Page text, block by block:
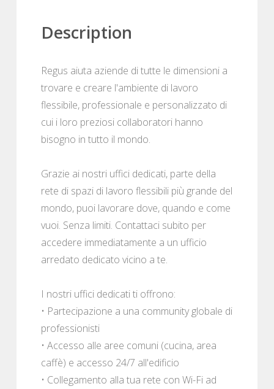
Description
Regus aiuta aziende di tutte le dimensioni a
trovare e creare l'ambiente di lavoro
flessibile, professionale e personalizzato di
cui i loro preziosi collaboratori hanno
bisogno in tutto il mondo.
Grazie ai nostri uffici dedicati, parte della
rete di spazi di lavoro flessibili più grande del
mondo, puoi lavorare dove, quando e come
vuoi. Senza limiti. Contattaci subito per
accedere immediatamente a un ufficio
arredato dedicato vicino a te.
I nostri uffici dedicati ti offrono:
• Partecipazione a una community globale di
professionisti
• Accesso alle aree comuni (cucina, area
caffè) e accesso 24/7 all'edificio
• Collegamento alla tua rete con Wi-Fi ad